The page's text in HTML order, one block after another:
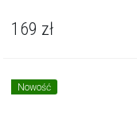
169 zł
Nowość